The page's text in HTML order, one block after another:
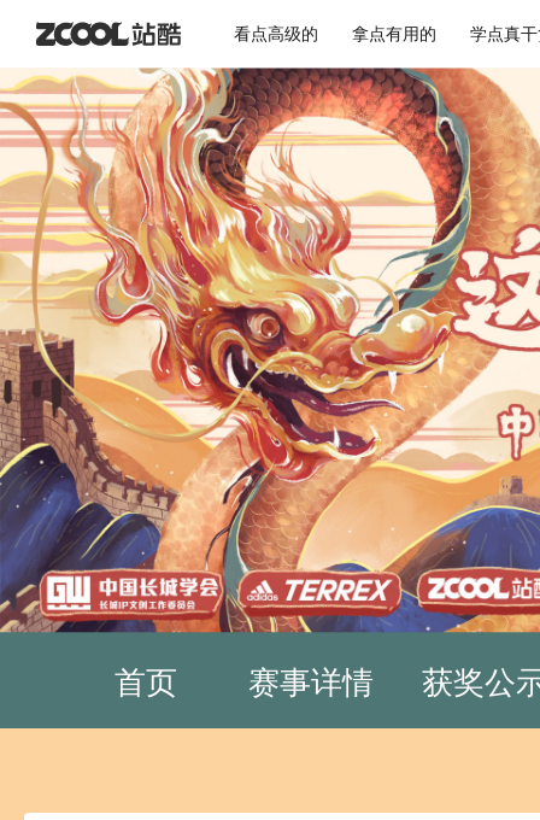
看点高级的 拿点有用的 学点真
首页 赛事详情 获奖公